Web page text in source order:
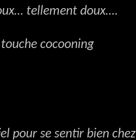
tellement doux….
cocooning
pour se sentir bien chez